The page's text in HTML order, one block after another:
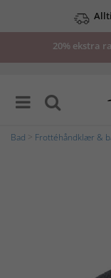
20% ekstra
Bad Frottéhåndklær &